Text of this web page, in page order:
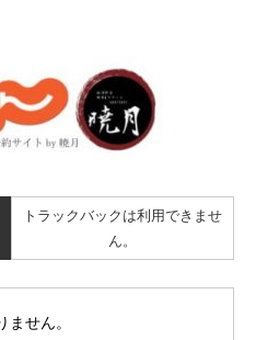
トラックバックは利用できませ
ん。
せん。